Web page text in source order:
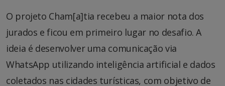
O projeto Cham[a]tia recebeu a maior nota dos
jurados e ficou em primeiro lugar no desafio. A
ideia é desenvolver uma comunicação via
WhatsApp utilizando inteligência artificial e dados
coletados nas cidades turísticas, com objetivo de